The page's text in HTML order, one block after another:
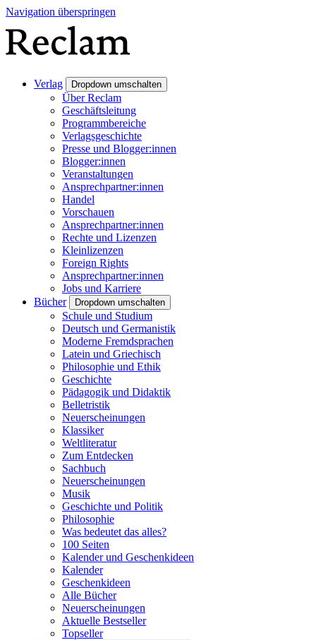
Navigation überspringen
Verlag Dropdown umschalten
Über Reclam
Geschäftsleitung
Programmbereiche
Verlagsgeschichte
Presse und Blogger:innen
Blogger:innen
Veranstaltungen
Ansprechpartner:innen
Handel
Vorschauen
Ansprechpartner:innen
Rechte und Lizenzen
Kleinlizenzen
Foreign Rights
Ansprechpartner:innen
Jobs und Karriere
Bücher
Dropdown umschalten
Schule und Studium
Deutsch und Germanistik
Moderne Fremdsprachen
Latein und Griechisch
Philosophie und Ethik
Geschichte
Pädagogik und Didaktik
Belletristik
Neuerscheinungen
Klassiker
Weltliteratur
Zum Entdecken
Sachbuch
Neuerscheinungen
Musik
Geschichte und Politik
Philosophie
Was bedeutet das alles?
100 Seiten
Kalender und Geschenkideen
Kalender
Geschenkideen
Alle Bücher
Neuerscheinungen
Aktuelle Bestseller
Topseller